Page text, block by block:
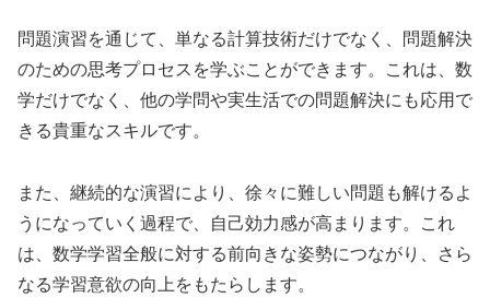
問題演習を通じて、単なる計算技術だけでなく、問題解決
のための思考プロセスを学ぶことができます。これは、数
学だけでなく、他の学問や実生活での問題解決にも応用で
きる貴重なスキルです。
また、継続的な演習により、徐々に難しい問題も解けるよ
うになっていく過程で、自己効力感が高まります。これ
は、数学学習全般に対する前向きな姿勢につながり、さら
なる学習意欲の向上をもたらします。